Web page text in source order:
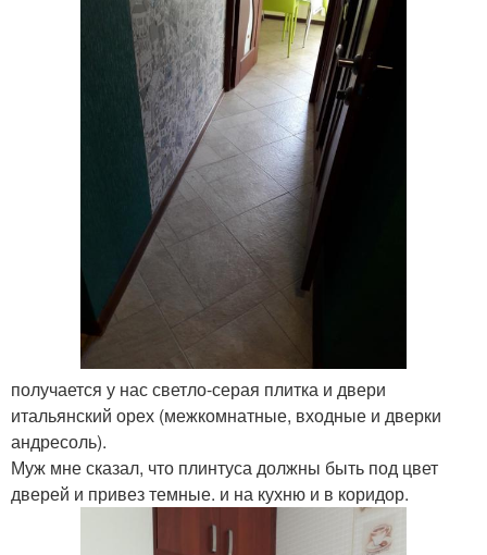
получается у нас светло-серая плитка и двери
итальянский орех (межкомнатные, входные и дверки
андресоль).
Муж мне сказал, что плинтуса должны быть под цвет
дверей и привез темные. и на кухню и в коридор.